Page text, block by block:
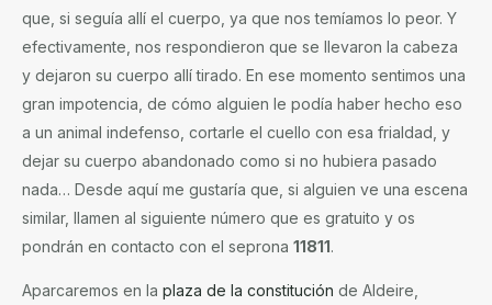
que, si seguía allí el cuerpo, ya que nos temíamos lo peor. Y
efectivamente, nos respondieron que se llevaron la cabeza
y dejaron su cuerpo allí tirado. En ese momento sentimos una
gran impotencia, de cómo alguien le podía haber hecho eso
a un animal indefenso, cortarle el cuello con esa frialdad, y
dejar su cuerpo abandonado como si no hubiera pasado
nada… Desde aquí me gustaría que, si alguien ve una escena
similar, llamen al siguiente número que es gratuito y os
pondrán en contacto con el seprona 11811.
Aparcaremos en la plaza de la constitución de Aldeire,